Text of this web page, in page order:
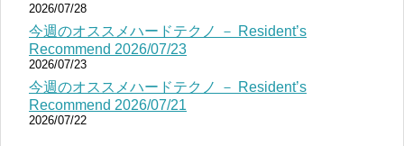
2026/07/28
今週のオススメハードテクノ － Resident’s
Recommend 2026/07/23
2026/07/23
今週のオススメハードテクノ － Resident’s
Recommend 2026/07/21
2026/07/22